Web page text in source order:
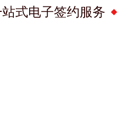
式电子签约服务